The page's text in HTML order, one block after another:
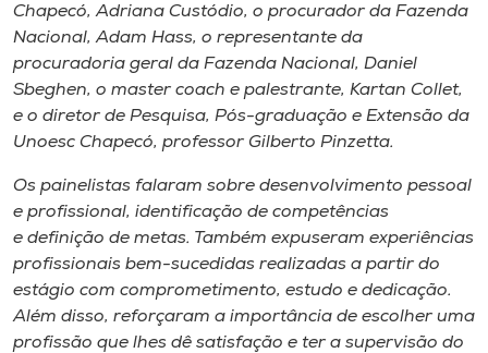
Chapecó, Adriana Custódio, o procurador da Fazenda
Nacional, Adam Hass, o representante da
procuradoria geral da Fazenda Nacional, Daniel
Sbeghen, o master coach e palestrante, Kartan Collet,
e o diretor de Pesquisa, Pós-graduação e Extensão da
Unoesc Chapecó, professor Gilberto Pinzetta.
Os painelistas falaram sobre desenvolvimento pessoal
e profissional, identificação de competências
e definição de metas. Também expuseram experiências
profissionais bem-sucedidas realizadas a partir do
estágio com comprometimento, estudo e dedicação.
Além disso, reforçaram a importância de escolher uma
profissão que lhes dê satisfação e ter a supervisão do